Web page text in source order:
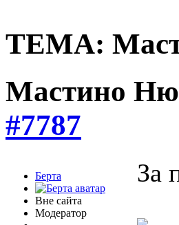
ТЕМА:
Мастино
#7787
Берта
Вне сайта
Модератор
За